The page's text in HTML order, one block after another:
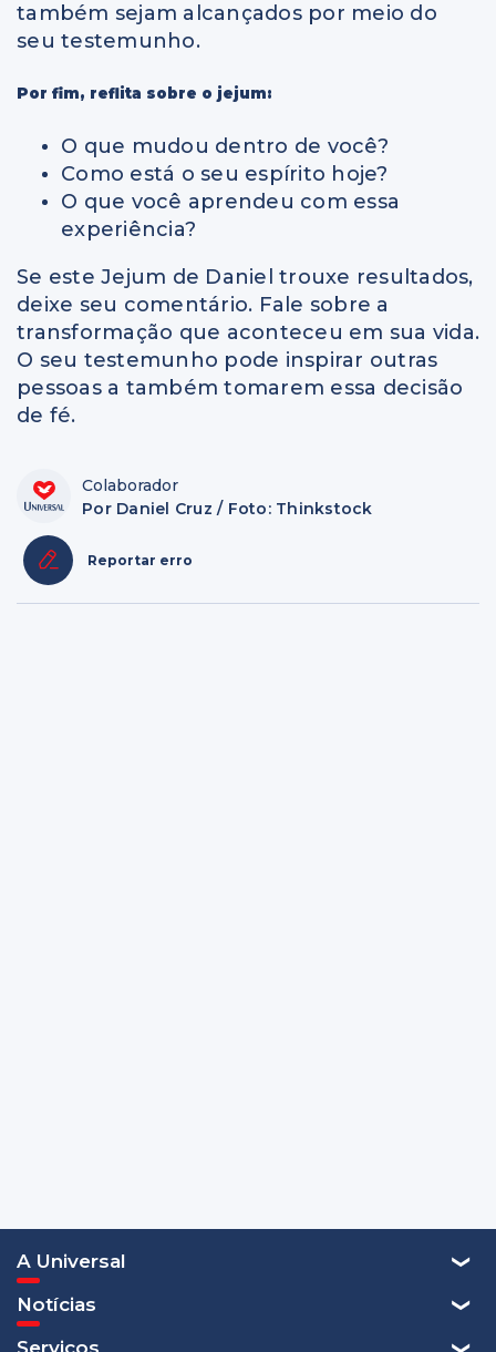
também sejam alcançados por meio do
seu testemunho.
Por fim, reflita sobre o jejum:
O que mudou dentro de você?
Como está o seu espírito hoje?
O que você aprendeu com essa
experiência?
Se este Jejum de Daniel trouxe resultados,
deixe seu comentário. Fale sobre a
transformação que aconteceu em sua vida.
O seu testemunho pode inspirar outras
pessoas a também tomarem essa decisão
de fé.
Colaborador
Por Daniel Cruz / Foto: Thinkstock
Reportar erro
A Universal
Notícias
Serviços